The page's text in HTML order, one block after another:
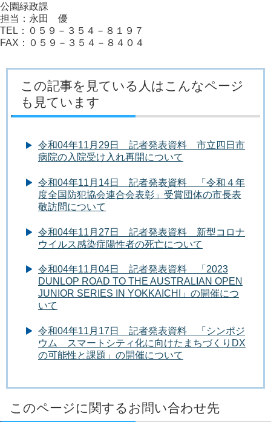
公園緑政課
担当：永田 優
TEL：０５９－３５４－８１９７
FAX：０５９－３５４－８４０４
この記事を見ている人はこんなページ
も見ています
令和04年11月29日 記者発表資料 市立四日市
病院の入院受け入れ再開について
令和04年11月14日 記者発表資料 「令和４年
度全国防犯協会連合会表彰」受賞団体の市長表
敬訪問について
令和04年11月27日 記者発表資料 新型コロナ
ウイルス感染症陽性者の死亡について
令和04年11月04日 記者発表資料 「2023
DUNLOP ROAD TO THE AUSTRALIAN OPEN
JUNIOR SERIES IN YOKKAICHI」の開催につ
いて
令和04年11月17日 記者発表資料 「シンポジ
ウム スマートシティ化に向けたまちづくりDX
の可能性と課題」の開催について
このページに関するお問い合わせ先